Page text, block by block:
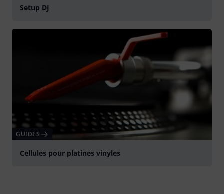
Setup DJ
GUIDES
Cellules pour platines vinyles